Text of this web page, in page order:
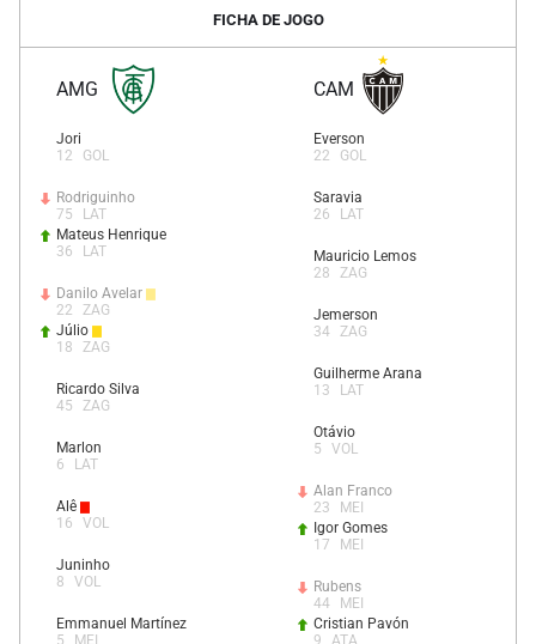
FICHA DE JOGO
AMG
Jori
12
GOL
Rodriguinho
75
LAT
Mateus Henrique
36
LAT
Danilo Avelar
22
ZAG
Júlio
18
ZAG
Ricardo Silva
45
ZAG
Marlon
6
LAT
Alê
16
VOL
Juninho
8
VOL
Emmanuel Martínez
5
MEI
CAM
Everson
22
GOL
Saravia
26
LAT
Mauricio Lemos
28
ZAG
Jemerson
34 ZAG
Guilherme Arana
13
LAT
Otávio
5
VOL
Alan Franco
23
MEI
Igor Gomes
17
MEI
Rubens
44
MEI
Cristian Pavón
9
ATA